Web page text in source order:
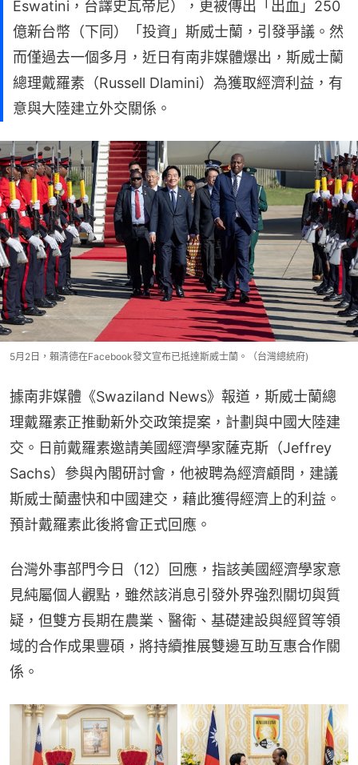
Eswatini，台譯史瓦帝尼），更被傳出「出血」250
億新台幣（下同）「投資」斯威士蘭，引發爭議。然
而僅過去一個多月，近日有南非媒體爆出，斯威士蘭
總理戴羅素（Russell Dlamini）為獲取經濟利益，有
意與大陸建立外交關係。
5月2日，賴清德在Facebook發文宣布已抵達斯威士蘭。（台灣總統府)
據南非媒體《Swaziland News》報道，斯威士蘭總
理戴羅素正推動新外交政策提案，計劃與中國大陸建
交。日前戴羅素邀請美國經濟學家薩克斯（Jeffrey
Sachs）參與內閣研討會，他被聘為經濟顧問，建議
斯威士蘭盡快和中國建交，藉此獲得經濟上的利益。
預計戴羅素此後將會正式回應。
台灣外事部門今日（12）回應，指該美國經濟學家意
見純屬個人觀點，雖然該消息引發外界強烈關切與質
疑，但雙方長期在農業、醫衛、基礎建設與經貿等領
域的合作成果豐碩，將持續推展雙邊互助互惠合作關
係。